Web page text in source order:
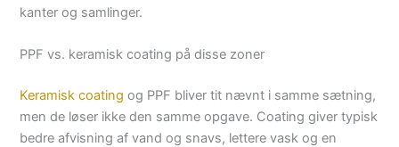
kanter og samlinger.
PPF vs. keramisk coating på disse zoner
Keramisk coating og PPF bliver tit nævnt i samme sætning,
men de løser ikke den samme opgave. Coating giver typisk
bedre afvisning af vand og snavs, lettere vask og en